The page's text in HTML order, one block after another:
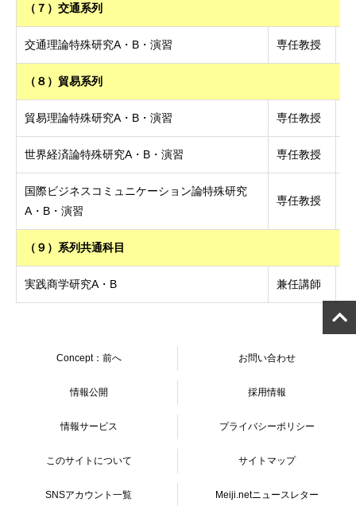
（７）交通系列
交通理論特殊研究A・B・演習 専任教授
（８）貿易系列
貿易理論特殊研究A・B・演習 専任教授
世界経済論特殊研究A・B・演習 専任教授
国際ビジネスコミュニケーション論特殊研究
A・B・演習
専任教授
（９）系列共通科目
実践商学研究A・B 兼任講師
Concept：前へ お問い合わせ
情報公開 採用情報
情報サービス プライバシーポリシー
このサイトについて サイトマップ
SNSアカウント一覧 Meiji.netニュースレター